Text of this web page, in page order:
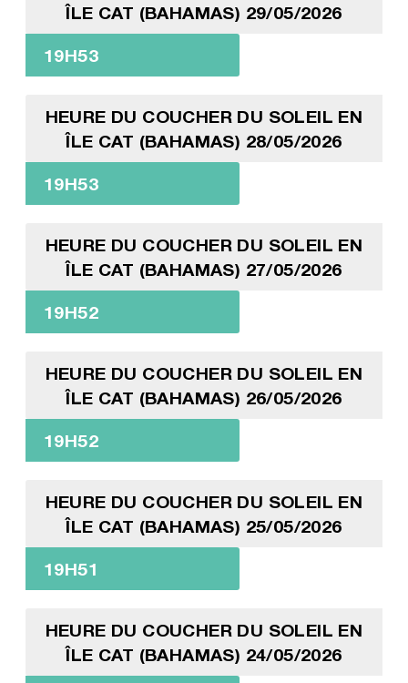
ÎLE CAT (BAHAMAS) 29/05/2026
19H53
HEURE DU COUCHER DU SOLEIL EN
ÎLE CAT (BAHAMAS) 28/05/2026
19H53
HEURE DU COUCHER DU SOLEIL EN
ÎLE CAT (BAHAMAS) 27/05/2026
19H52
HEURE DU COUCHER DU SOLEIL EN
ÎLE CAT (BAHAMAS) 26/05/2026
19H52
HEURE DU COUCHER DU SOLEIL EN
ÎLE CAT (BAHAMAS) 25/05/2026
19H51
HEURE DU COUCHER DU SOLEIL EN
ÎLE CAT (BAHAMAS) 24/05/2026